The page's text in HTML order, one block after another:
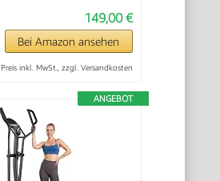
149,00 €
Bei Amazon ansehen
Preis inkl. MwSt., zzgl. Versandkosten
ANGEBOT